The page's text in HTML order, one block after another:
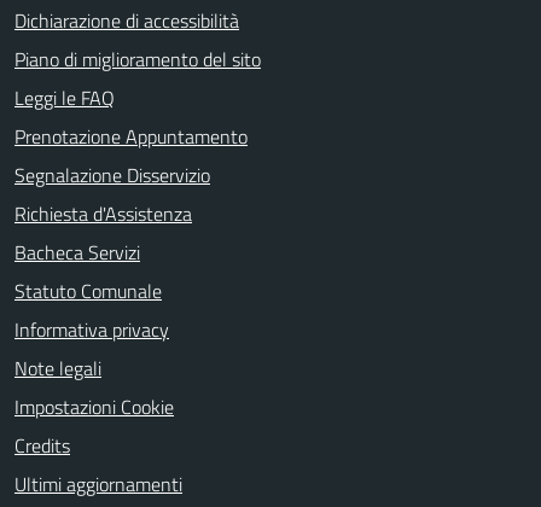
Dichiarazione di accessibilità
Piano di miglioramento del sito
Leggi le FAQ
Prenotazione Appuntamento
Segnalazione Disservizio
Richiesta d'Assistenza
Bacheca Servizi
Statuto Comunale
Informativa privacy
Note legali
Impostazioni Cookie
Credits
Ultimi aggiornamenti